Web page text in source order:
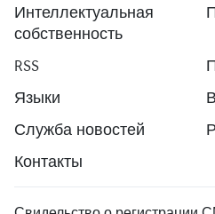
Интеллектуальная
собственность
RSS
Языки
Служба новостей
Контакты